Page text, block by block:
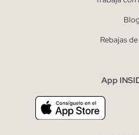
Blog
Rebajas
App